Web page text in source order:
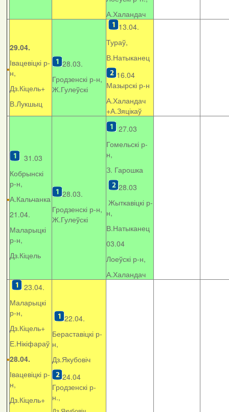
А.Халандач
29.04.
Івацевіцкі р-
н,
Дз.Кіцель+
В.Лукшыц
28.03.
Гродзенскі р-н,
Ж.Гулеўскі
13.04.
Тураў,
В.Натыканец
16.04
Мазырскі р-н
А.Халандач
+А.Зяцікаў
31.03
Кобрынскі
р-н,
А.Кальчанка
21.04.
Маларыцкі
р-н,
Дз.Кіцель
28.03.
Гродзенскі р-н,
Ж.Гулеўскі
27.03
Гомельскі р-
н,
З. Гарошка
28.03
Жыткавіцкі р-
н,
В.Натыканец
03.04
Лоеўскі р-н,
А.Халандач
23.04.
Маларыцкі
р-н,
Дз.Кіцель+
Е.Нікіфараў
28.04.
Івацевіцкі р-
н,
Дз.Кіцель+
22.04.
Бераставіцкі р-
н,
Дз.Якубовіч
24.04
Гродзенскі р-
н.,